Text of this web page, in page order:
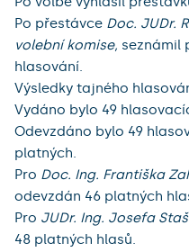
Po přestávce Doc. JUDr.
volební komise, seznámil
hlasování.
Výsledky tajného
Vydáno bylo 49
Odevzdáno bylo 49
platných.
Pro ​ Doc. Ing. Františka
odevzdán ​46 platných
Pro ​ JUDr. Ing. Josefa
48 platných hlasů.